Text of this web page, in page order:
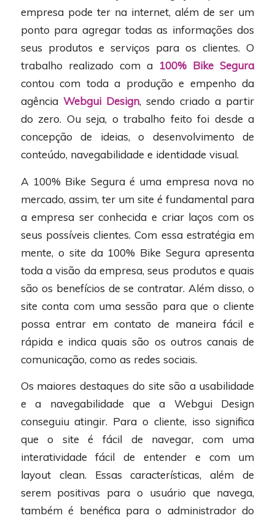
empresa pode ter na internet, além de ser um
ponto para agregar todas as informações dos
seus produtos e serviços para os clientes. O
trabalho realizado com a 100% Bike Segura
contou com toda a produção e empenho da
agência Webgui Design, sendo criado a partir
do zero. Ou seja, o trabalho feito foi desde a
concepção de ideias, o desenvolvimento de
conteúdo, navegabilidade e identidade visual.
A 100% Bike Segura é uma empresa nova no
mercado, assim, ter um site é fundamental para
a empresa ser conhecida e criar laços com os
seus possíveis clientes. Com essa estratégia em
mente, o site da 100% Bike Segura apresenta
toda a visão da empresa, seus produtos e quais
são os benefícios de se contratar. Além disso, o
site conta com uma sessão para que o cliente
possa entrar em contato de maneira fácil e
rápida e indica quais são os outros canais de
comunicação, como as redes sociais.
Os maiores destaques do site são a usabilidade
e a navegabilidade que a Webgui Design
conseguiu atingir. Para o cliente, isso significa
que o site é fácil de navegar, com uma
interatividade fácil de entender e com um
layout clean. Essas características, além de
serem positivas para o usuário que navega,
também é benéfica para o administrador do